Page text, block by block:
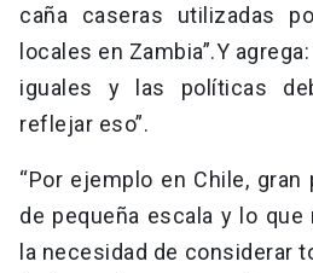
caña caseras utilizadas
locales en Zambia”.Y
iguales y las políticas
reflejar eso”.
“Por ejemplo en Chile,
de pequeña escala y lo
la necesidad de considerar